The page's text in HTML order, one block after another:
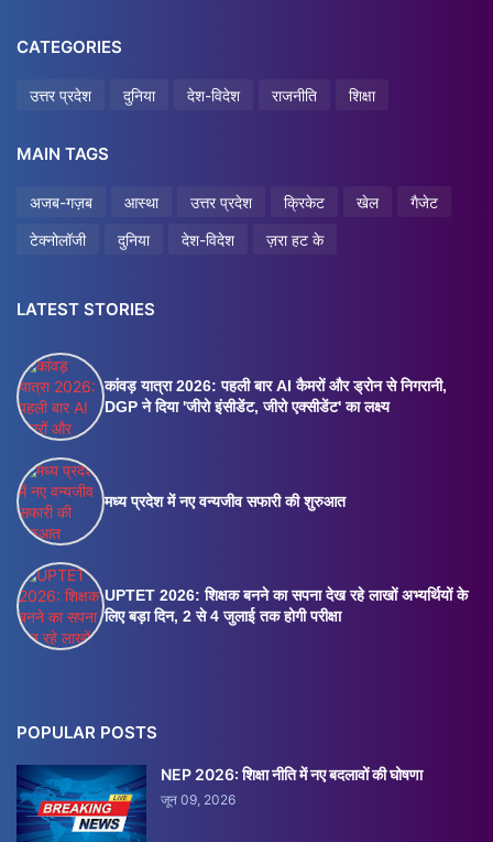
CATEGORIES
उत्तर प्रदेश दुनिया देश-विदेश राजनीति शिक्षा
MAIN TAGS
अजब-गज़ब आस्था उत्तर प्रदेश क्रिकेट खेल
गैजेट
टेक्नोलॉजी
दुनिया देश-विदेश ज़रा हट के
LATEST STORIES
कांवड़ यात्रा 2026: पहली बार AI कैमरों और ड्रोन से निगरानी,
DGP ने दिया 'जीरो इंसीडेंट, जीरो एक्सीडेंट' का लक्ष्य
मध्य प्रदेश में नए वन्यजीव सफारी की शुरुआत
UPTET 2026: शिक्षक बनने का सपना देख रहे लाखों अभ्यर्थियों के
लिए बड़ा दिन, 2 से 4 जुलाई तक होगी परीक्षा
POPULAR POSTS
NEP 2026: शिक्षा नीति में नए बदलावों की घोषणा
जून 09, 2026